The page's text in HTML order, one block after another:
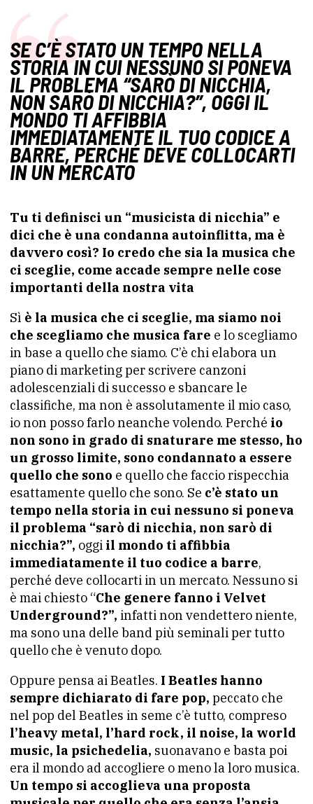
SE C’È STATO UN TEMPO NELLA
STORIA IN CUI NESSUNO SI PONEVA
IL PROBLEMA “SARÒ DI NICCHIA,
NON SARÒ DI NICCHIA?”, OGGI IL
MONDO TI AFFIBBIA
IMMEDIATAMENTE IL TUO CODICE A
BARRE, PERCHÉ DEVE COLLOCARTI
IN UN MERCATO
Tu ti definisci un “musicista di nicchia” e
dici che è una condanna autoinflitta, ma è
davvero così? Io credo che sia la musica che
ci sceglie, come accade sempre nelle cose
importanti della nostra vita
Sì è la musica che ci sceglie, ma siamo noi
che scegliamo che musica fare e lo scegliamo
in base a quello che siamo. C’è chi elabora un
piano di marketing per scrivere canzoni
adolescenziali di successo e sbancare le
classifiche, ma non è assolutamente il mio caso,
io non posso farlo neanche volendo. Perché io
non sono in grado di snaturare me stesso, ho
un grosso limite, sono condannato a essere
quello che sono e quello che faccio rispecchia
esattamente quello che sono. Se c’è stato un
tempo nella storia in cui nessuno si poneva
il problema “sarò di nicchia, non sarò di
nicchia?”, oggi il mondo ti affibbia
immediatamente il tuo codice a barre,
perché deve collocarti in un mercato. Nessuno si
è mai chiesto “Che genere fanno i Velvet
Underground?”, infatti non vendettero niente,
ma sono una delle band più seminali per tutto
quello che è venuto dopo.
Oppure pensa ai Beatles. I Beatles hanno
sempre dichiarato di fare pop, peccato che
nel pop del Beatles in seme c’è tutto, compreso
l’heavy metal, l’hard rock, il noise, la world
music, la psichedelia, suonavano e basta poi
era il mondo ad accogliere o meno la loro musica.
Un tempo si accoglieva una proposta